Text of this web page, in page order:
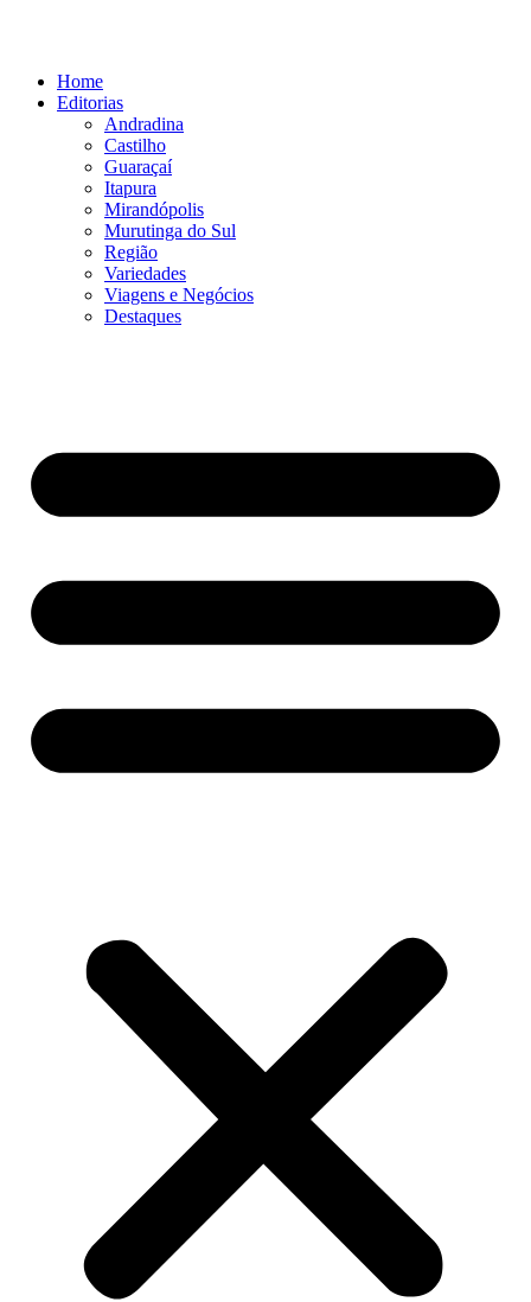
conteúdoHome
Editorias
Andradina
Castilho
Guaraçaí
Itapura
Mirandópolis
Murutinga do Sul
Região
Variedades
Viagens e Negócios
Destaques